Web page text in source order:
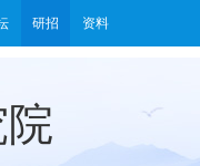
研招 资料